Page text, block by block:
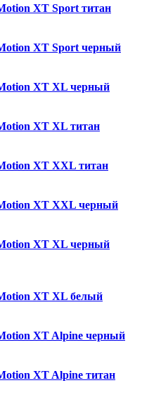
XT Sport титан
XT Sport черный
XT XL черный
XT XL титан
XT XXL титан
XT XXL черный
XT XL черный
XT XL белый
XT Alpine черный
XT Alpine титан